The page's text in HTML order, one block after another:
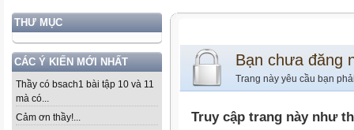
THƯ MỤC
CÁC Ý KIẾN MỚI NHẤT
Thầy có bsach1 bài tập 10 và 11
mà có...
Cảm ơn thầy!...
Bạn chưa đăng
Trang này yêu cầu bạn
Truy cập trang này như